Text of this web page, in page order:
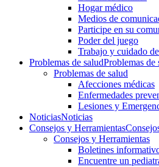
Hogar médico
Medios de
Participe en su
Poder del juego
Trabajo y cuidado
Problemas de saludProblemas de
Problemas de salud
Afecciones médicas
Enfermedades
Lesiones y
NoticiasNoticias
Consejos y Herramientas
Consejos y Herramientas
Boletines
Encuentre un